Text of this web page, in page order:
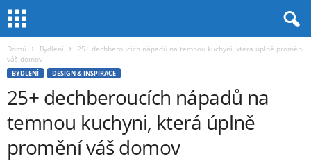
Domů Bydlení
25+ dechberoucích nápadů na temnou kuchyni, která úplně promění
váš domov
BYDLENÍ DESIGN & INSPIRACE
25+ dechberoucích nápadů na
temnou kuchyni, která úplně
promění váš domov